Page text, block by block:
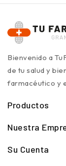
Bienvenido a
de tu salud y
farmacéutico y
Productos
Nuestra
Su Cuenta